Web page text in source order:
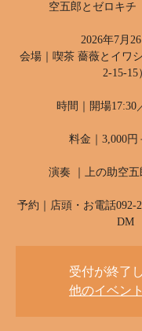
空五郎とゼロキ
2026年7月
会場｜喫茶 薔薇とイワ
2-15-15）
時間｜開場17:30
料金｜3,000円
演奏 ｜上の助空五
予約｜店頭・お電話092-
DM
受付が終了
他のイベン